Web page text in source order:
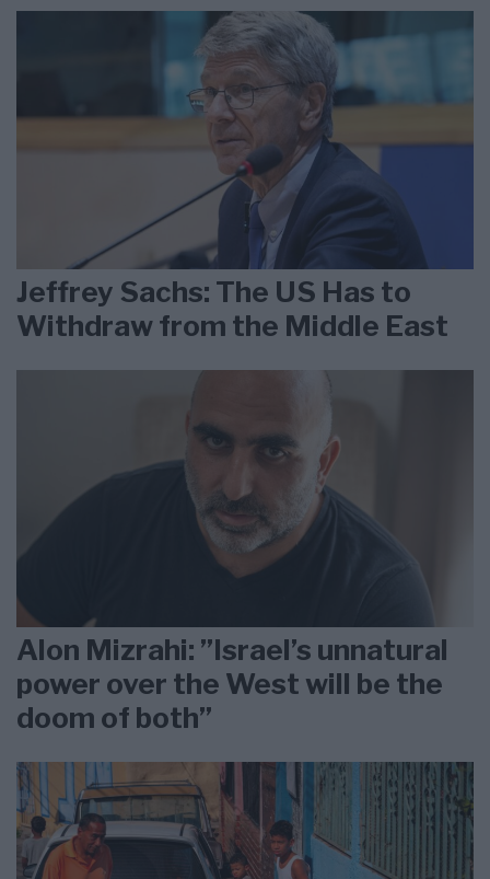
Jeffrey Sachs: The US Has to
Withdraw from the Middle East
Alon Mizrahi: ”Israel’s unnatural
power over the West will be the
doom of both”